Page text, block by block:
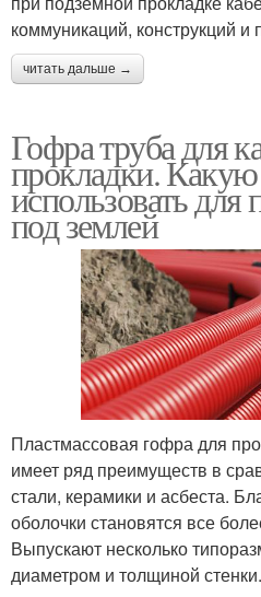
коммуникаций, конструкций и
читать дальше →
Гофра труба для
прокладки.
использовать для
под землей
Пластмассовая гофра для
имеет ряд преимуществ в
стали, керамики и асбеста.
оболочки становятся все
Выпускают несколько
диаметром и толщиной стенки.